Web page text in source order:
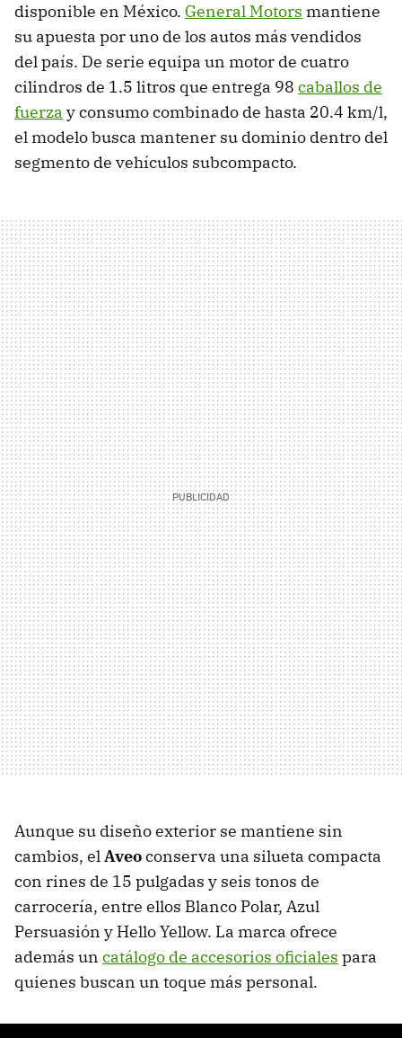
disponible en México. General Motors mantiene
su apuesta por uno de los autos más vendidos
del país. De serie equipa un motor de cuatro
cilindros de 1.5 litros que entrega 98 caballos de
fuerza y consumo combinado de hasta 20.4 km/l,
el modelo busca mantener su dominio dentro del
segmento de vehículos subcompacto.
Aunque su diseño exterior se mantiene sin
cambios, elAveoconserva una silueta compacta
con rines de 15 pulgadas y seis tonos de
carrocería, entre ellos Blanco Polar, Azul
Persuasión y Hello Yellow. La marca ofrece
además un catálogo de accesorios oficiales para
quienes buscan un toque más personal.